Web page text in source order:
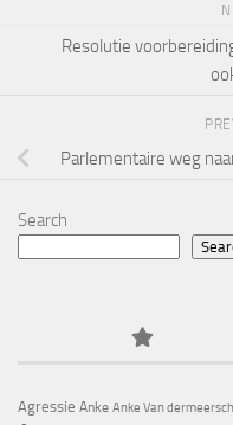
Resolutie
Parlementaire weg
Search
Agressie Anke Anke Van dermeersch